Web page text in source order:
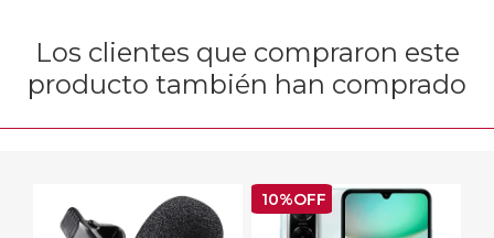
Los clientes que compraron este
producto también han comprado
10%OFF